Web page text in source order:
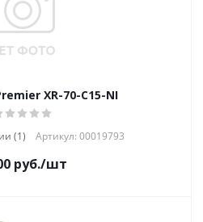
XR-70-C15-NI
(1) Артикул: 00019793
руб./шт